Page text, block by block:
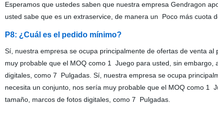
Esperamos que ustedes saben que nuestra empresa Gendragon
usted sabe que es un extraservice, de manera un Poco más cuota
P8: ¿Cuál es el pedido mínimo?
Sí, nuestra empresa se ocupa principalmente de ofertas de venta
muy probable que el MOQ como 1 Juego para usted, sin
digitales, como 7 Pulgadas. Sí, nuestra empresa se ocupa
necesita un conjunto, nos sería muy probable que el MOQ como 1
tamaño, marcos de fotos digitales, como 7 Pulgadas.